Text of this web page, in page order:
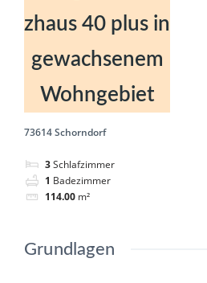
zhaus 40 plus in
gewachsenem
Wohngebiet
73614 Schorndorf
3Schlafzimmer
1 Badezimmer
114.00 m²
Grundlagen